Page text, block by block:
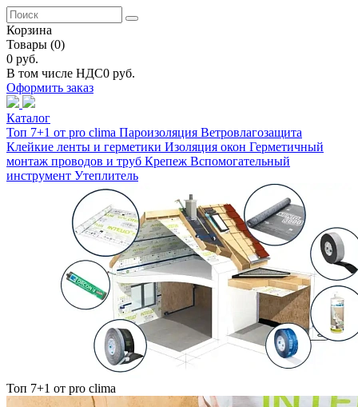
Корзина
Товары (0)
0 руб.
В том числе НДС0 руб.
Оформить заказ
Каталог
Топ 7+1 от pro clima Пароизоляция Ветровлагозащита
Клейкие ленты и герметики Изоляция окон Герметичный
монтаж проводов и труб Крепеж Вспомогательный
инструмент Утеплитель
Топ 7+1 от pro clima